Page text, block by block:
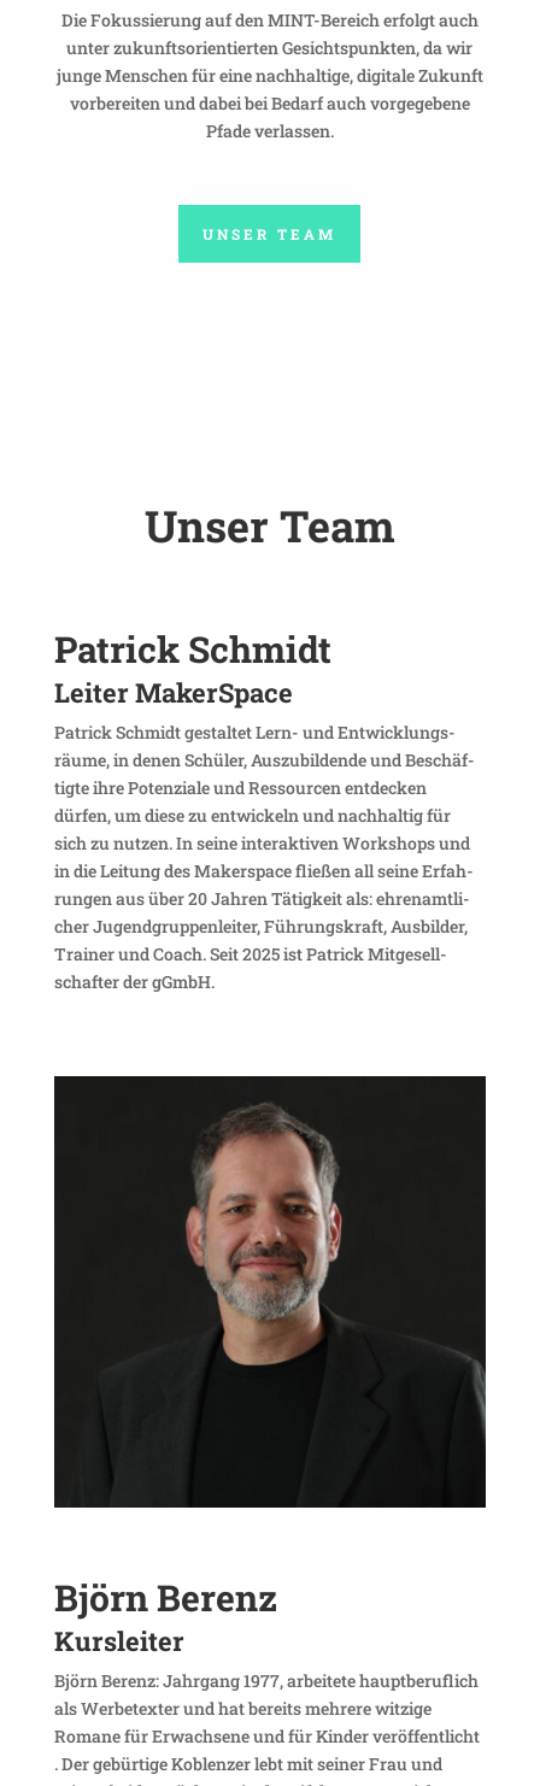
Die Fokus­sie­rung auf den MINT-Bereich erfolgt auch
unter zukunfts­ori­en­tierten Gesichts­punkten, da wir
junge Menschen für eine nach­hal­tige, digi­tale Zukunft
vorbe­reiten und dabei bei Bedarf auch vorge­ge­bene
Pfade verlassen.
UNSER TEAM
Unser Team
Patrick Schmidt
Leiter Maker­Space
Patrick Schmidt gestaltet Lern- und Entwick­lungs­
räume, in denen Schüler, Auszu­bil­dende und Beschäf­
tigte ihre Poten­ziale und Ressourcen entde­cken
dürfen, um diese zu entwi­ckeln und nach­haltig für
sich zu nutzen. In seine inter­ak­tiven Work­shops und
in die Leitung des Maker­space fließen all seine Erfah­
rungen aus über 20 Jahren Tätig­keit als: ehren­amt­li­
cher Jugend­grup­pen­leiter, Führungs­kraft, Ausbilder,
Trainer und Coach. Seit 2025 ist Patrick Mitge­sell­
schafter der gGmbH.
Björn Berenz
Kurs­leiter
Björn Berenz: Jahr­gang 1977, arbei­tete haupt­be­ruf­lich
als Werbe­texter und hat bereits mehrere witzige
Romane für Erwach­sene und für Kinder veröf­fent­licht
. Der gebür­tige Koblenzer lebt mit seiner Frau und